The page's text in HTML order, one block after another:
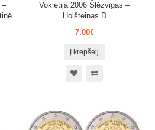
–
Vokietija 2006 Šlėzvigas –
Holšteinas D
7.00€
Į krepšelį